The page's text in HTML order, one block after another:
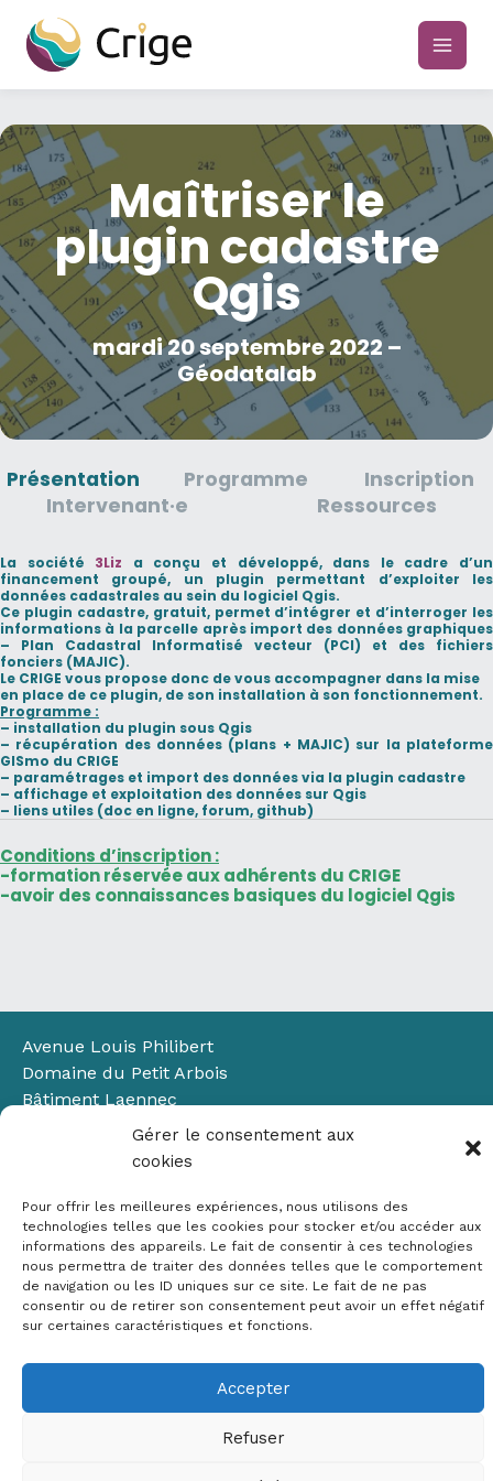
Gérer le consentement aux
cookies
Pour offrir les meilleures expériences, nous utilisons des
technologies telles que les cookies pour stocker et/ou accéder aux
informations des appareils. Le fait de consentir à ces technologies
nous permettra de traiter des données telles que le comportement
de navigation ou les ID uniques sur ce site. Le fait de ne pas
consentir ou de retirer son consentement peut avoir un effet négatif
sur certaines caractéristiques et fonctions.
Accepter
Refuser
contenu
main
Maîtriser le
plugin cadastre
Qgis
mardi 20 septembre 2022 –
Géodatalab
Présentation Programme
Inscription
Intervenant·e
Ressources
La société 3Liz a conçu et développé, dans le cadre d’un
financement groupé, un plugin permettant d’exploiter les
données cadastrales au sein du logiciel Qgis.
Ce plugin cadastre, gratuit, permet d’intégrer et d’interroger les
informations à la parcelle après import des données graphiques
– Plan Cadastral Informatisé vecteur (PCI) et des fichiers
fonciers (MAJIC).
Le CRIGE vous propose donc de vous accompagner dans la mise
en place de ce plugin, de son installation à son fonctionnement.
Programme :
– installation du plugin sous Qgis
– récupération des données (plans + MAJIC) sur la plateforme
GISmo du CRIGE
– paramétrages et import des données via la plugin cadastre
– affichage et exploitation des données sur Qgis
– liens utiles (doc en ligne, forum, github)
Conditions d’inscription :
-formation réservée auxadhérents du CRIGE
-avoir des connaissances basiques du logiciel Qgis
Avenue Louis Philibert
Domaine du Petit Arbois
Bâtiment Laennec
13100 Aix-en-Provence
04 42 90 71 22
Mentions légales
RGPD
Politique de cookies (UE)
Copyright © 2026 Crige PACA
Conception :